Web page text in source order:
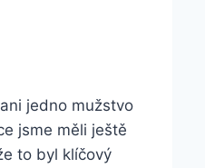
jedno mužstvo
jsme měli ještě
to byl klíčový